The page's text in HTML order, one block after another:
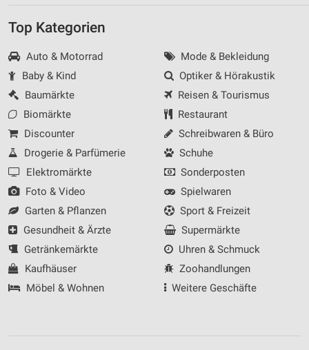
Top Kategorien
Auto & Motorrad
Baby & Kind
Baumärkte
Biomärkte
Discounter
Drogerie & Parfümerie
Elektromärkte
Foto & Video
Garten & Pflanzen
Gesundheit & Ärzte
Getränkemärkte
Kaufhäuser
Möbel & Wohnen
Mode & Bekleidung
Optiker & Hörakustik
Reisen & Tourismus
Restaurant
Schreibwaren & Büro
Schuhe
Sonderposten
Spielwaren
Sport & Freizeit
Supermärkte
Uhren & Schmuck
Zoohandlungen
Weitere Geschäfte